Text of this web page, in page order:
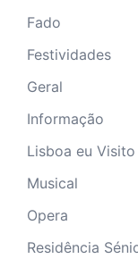
Fado
Festividades
Geral
Informação
Lisboa eu Visito
Musical
Opera
Residência